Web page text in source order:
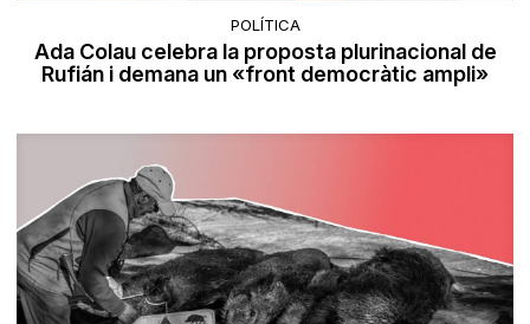
POLÍTICA
Ada Colau celebra la proposta plurinacional de
Rufián i demana un «front democràtic ampli»